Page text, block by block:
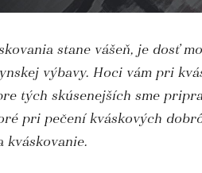
stane vášeň, je dosť
výbavy. Hoci vám pri
tých skúsenejších sme
pri pečení kváskových
kváskovanie.